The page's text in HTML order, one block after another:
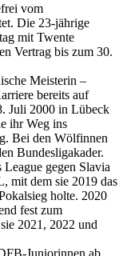
vom
Die 23-jährige
mit Twente
Vertrag bis zum 30.
Meisterin –
bereits auf
Juli 2000 in Lübeck
ihr Weg ins
Bei den Wölfinnen
Bundesligakader.
gegen Slavia
mit dem sie 2019 das
holte. 2020
fest zum
2021, 2022 und
Juniorinnen ab